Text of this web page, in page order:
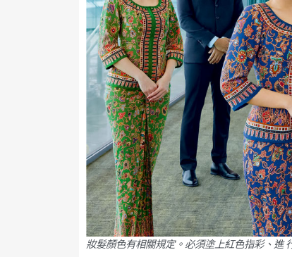
妝髮顏色有相關規定。必須塗上紅色指彩、進